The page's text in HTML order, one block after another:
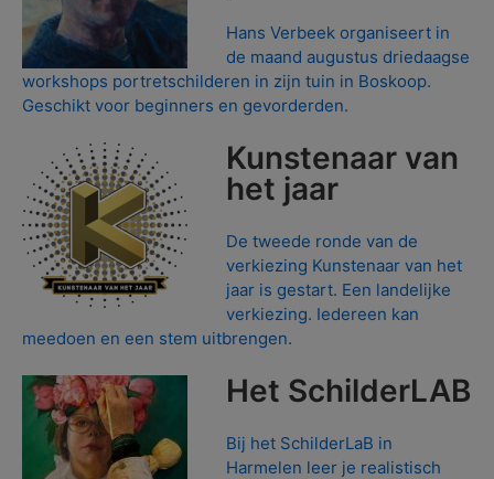
Hans Verbeek organiseert in
de maand augustus driedaagse
workshops portretschilderen in zijn tuin in Boskoop.
Geschikt voor beginners en gevorderden.
Kunstenaar van
het jaar
De tweede ronde van de
verkiezing Kunstenaar van het
jaar is gestart. Een landelijke
verkiezing. Iedereen kan
meedoen en een stem uitbrengen.
Het SchilderLAB
Bij het SchilderLaB in
Harmelen leer je realistisch